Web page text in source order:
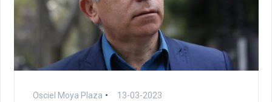
Osciel Moya Plaza 13-03-2023